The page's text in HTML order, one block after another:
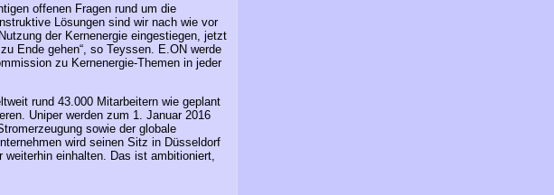
offenen Fragen rund um die
Lösungen sind wir nach wie vor
der Kernenergie eingestiegen, jetzt
Ende gehen“, so Teyssen. E.ON werde
zu Kernenergie-Themen in jeder
rund 43.000 Mitarbeitern wie geplant
Uniper werden zum 1. Januar 2016
sowie der globale
wird seinen Sitz in Düsseldorf
weiterhin einhalten. Das ist ambitioniert,